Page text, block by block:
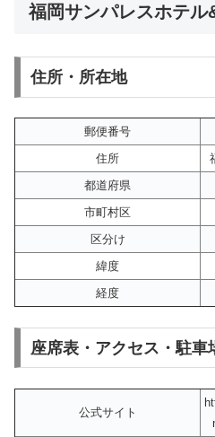
福岡サンパレスホテル
住所・所在地
郵便番号
住所
都道府県
市町村区
区分け
緯度
経度
座席表・アクセス・駐車
公式サイト